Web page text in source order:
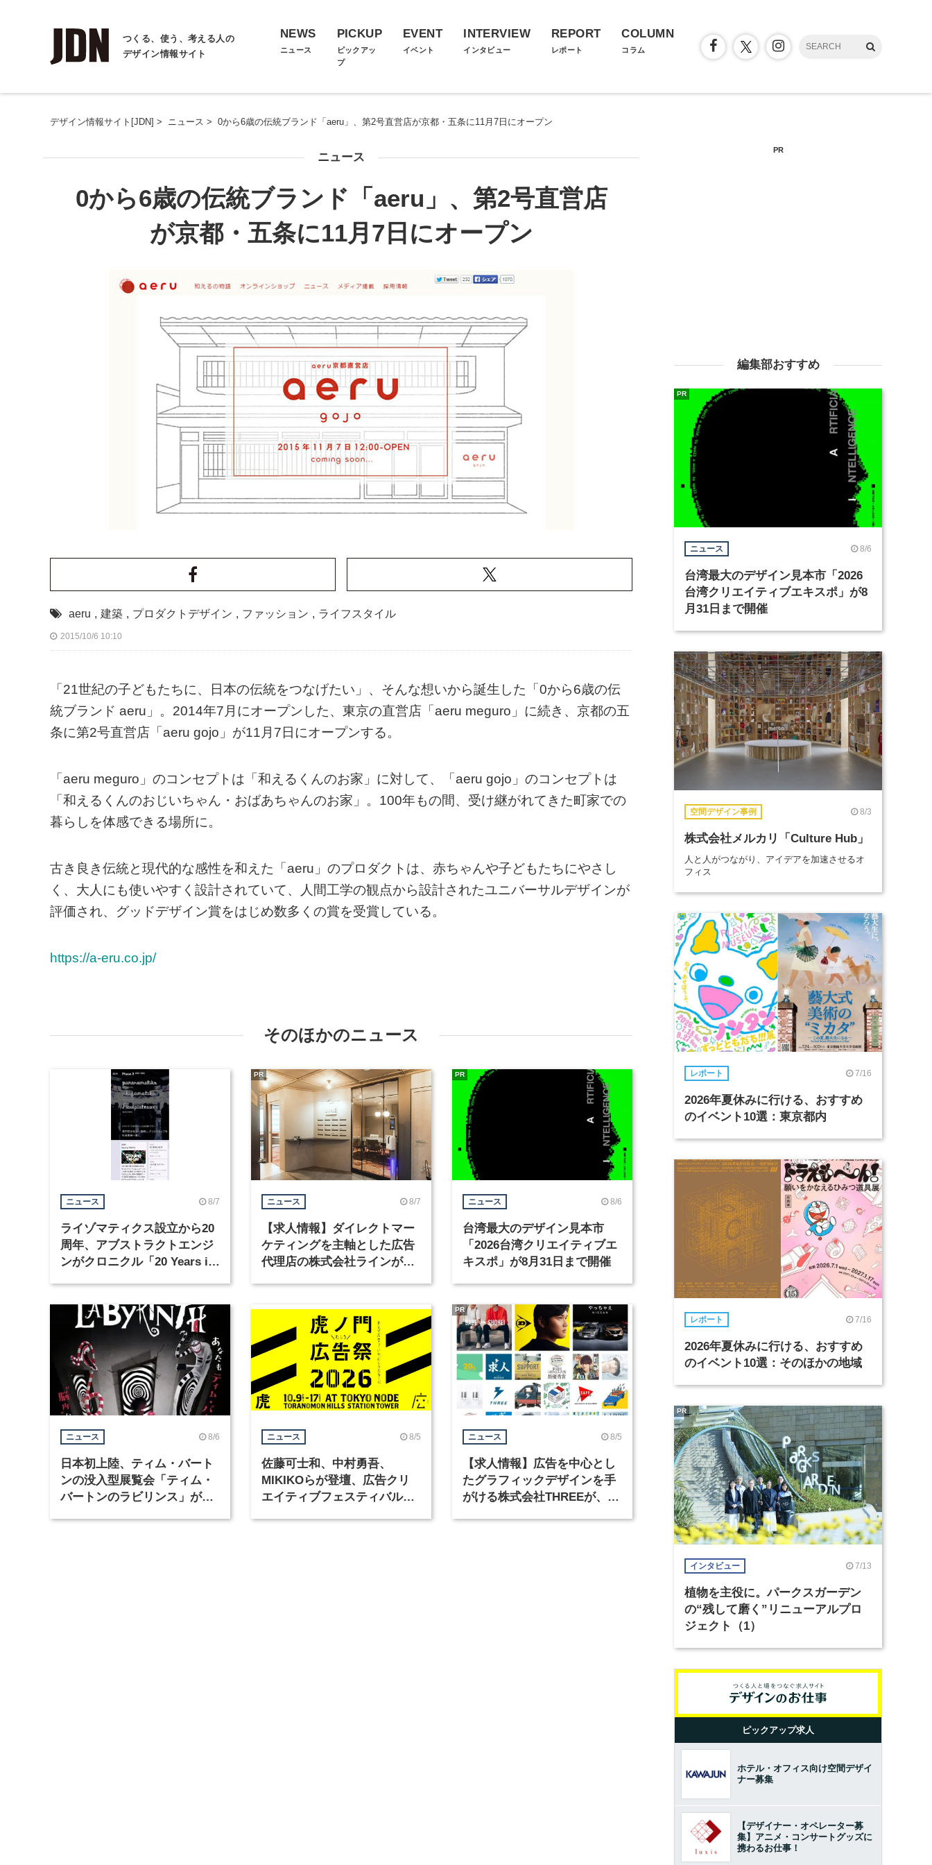
つくる、使う、考える人の
デザイン情報サイト
NEWS
ニュース
PICKUP
ピックアッ
プ
EVENT
イベント
INTERVIEW
インタビュー
REPORT
レポート
COLUMN
コラム
デザイン情報サイト[JDN] > ニュース > 0から6歳の伝統ブランド「aeru」、第2号直営店が京都・五条に11月7日にオープン
ニュース
0から6歳の伝統ブランド「aeru」、第2号直営店
が京都・五条に11月7日にオープン
aeru , 建築 , プロダクトデザイン , ファッション , ライフスタイル
2015/10/6 10:10
「21世紀の子どもたちに、日本の伝統をつなげたい」、そんな想いから誕生した「0から6歳の伝
統ブランド aeru」。2014年7月にオープンした、東京の直営店「aeru meguro」に続き、京都の五
条に第2号直営店「aeru gojo」が11月7日にオープンする。
「aeru meguro」のコンセプトは「和えるくんのお家」に対して、「aeru gojo」のコンセプトは
「和えるくんのおじいちゃん・おばあちゃんのお家」。100年もの間、受け継がれてきた町家での
暮らしを体感できる場所に。
古き良き伝統と現代的な感性を和えた「aeru」のプロダクトは、赤ちゃんや子どもたちにやさし
く、大人にも使いやすく設計されていて、人間工学の観点から設計されたユニバーサルデザインが
評価され、グッドデザイン賞をはじめ数多くの賞を受賞している。
https://a-eru.co.jp/
そのほかのニュース
ニュース 8/7
ライゾマティクス設立から20
周年、アブストラクトエンジ
ンがクロニクル「20 Years in
ニュース 8/7
【求人情報】ダイレクトマー
ケティングを主軸とした広告
代理店の株式会社ラインが、
PR
ニュース 8/6
台湾最大のデザイン見本市
「2026台湾クリエイティブエ
キスポ」が8月31日まで開催
PR
ニュース 8/6
日本初上陸、ティム・バート
ンの没入型展覧会「ティム・
バートンのラビリンス」が東
ニュース 8/5
佐藤可士和、中村勇吾、
MIKIKOらが登壇、広告クリ
エイティブフェスティバル
ニュース 8/5
【求人情報】広告を中心とし
たグラフィックデザインを手
がける株式会社THREEが、グ
PR
PR
編集部おすすめ
ニュース 8/6
台湾最大のデザイン見本市「2026
台湾クリエイティブエキスポ」が8
月31日まで開催
PR
空間デザイン事例 8/3
株式会社メルカリ「Culture Hub」
人と人がつながり、アイデアを加速させるオ
フィス
レポート 7/16
2026年夏休みに行ける、おすすめ
のイベント10選：東京都内
レポート 7/16
2026年夏休みに行ける、おすすめ
のイベント10選：そのほかの地域
インタビュー 7/13
植物を主役に。パークスガーデン
の“残して磨く”リニューアルプロ
ジェクト（1）
PR
ピックアップ求人
ホテル・オフィス向け空間デザイ
ナー募集
【デザイナー・オペレーター募
集】アニメ・コンサートグッズに
携わるお仕事！